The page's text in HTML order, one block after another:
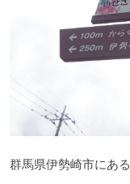
群馬県伊勢崎市にある